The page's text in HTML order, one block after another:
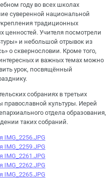
году во всех школах
суверенной национальной
традиционных
ценностей. Учителя посмотрели
и небольшой отрывок из
о сквернословии. Кроме того,
и важных темах можно
урок, посвящённый
собраниях в третьих
православной культуры. Иерей
отдела образования,
таких собраний.